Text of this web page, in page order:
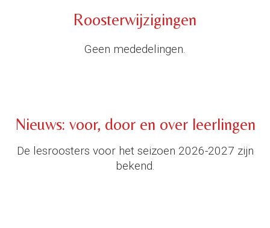
Roosterwijzigingen
Geen mededelingen.
Nieuws: voor, door en over leerlingen
De lesroosters voor het seizoen 2026-2027 zijn
bekend.